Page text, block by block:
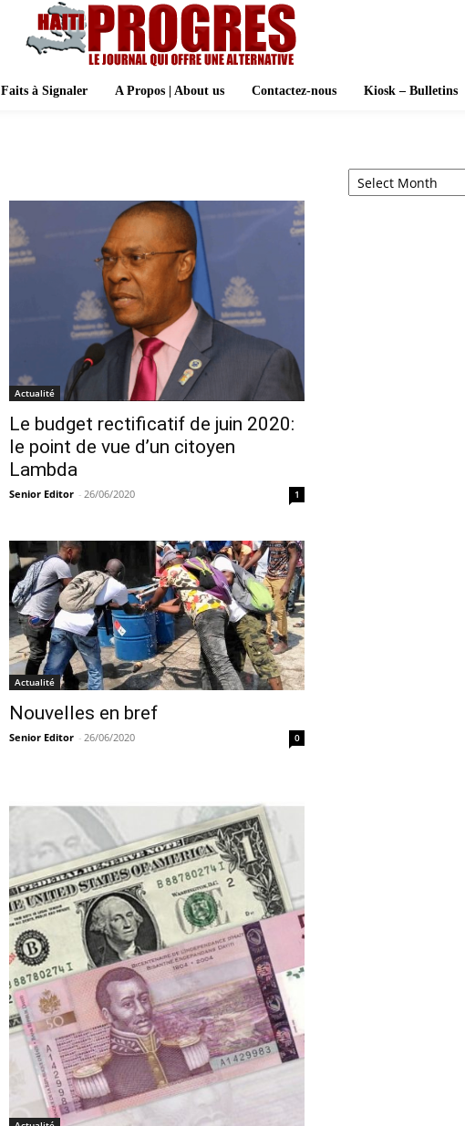
Faits à Signaler A Propos | About us Contactez-nous Kiosk – Bulletins
Actualité
Le budget rectificatif de juin 2020:
le point de vue d’un citoyen
Lambda
Senior Editor - 26/06/2020 1
Actualité
Nouvelles en bref
Senior Editor - 26/06/2020 0
Archives